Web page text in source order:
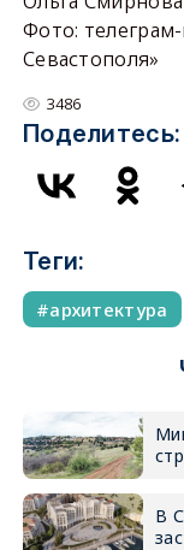
Фото:
Севастополя»
3486
Поделитесь:
Теги:
архитектура
В